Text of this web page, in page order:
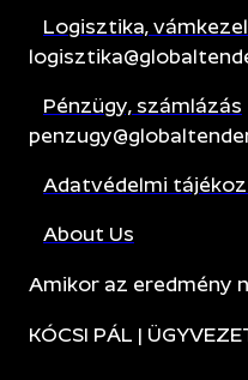
Logisztika,
Pénzügy, számlázás
Adatvédelmi
About Us
Amikor az eredmény
KÓCSI PÁL |